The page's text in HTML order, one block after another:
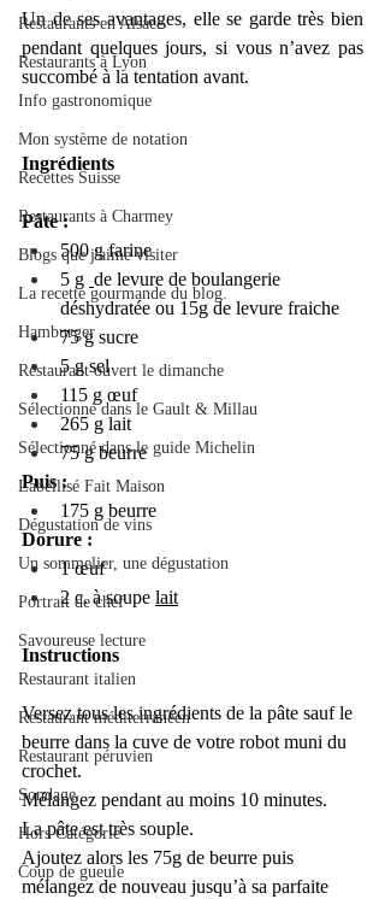
Restaurants en Alsace
Restaurants à Lyon
Info gastronomique
Mon système de notation
Recettes Suisse
Restaurants à Charmey
Blogs que j'aime visiter
La recette gourmande du blog.
Hamburger
Restaurant ouvert le dimanche
Sélectionné dans le Gault & Millau
Sélectionné dans le guide Michelin
Labellisé Fait Maison
Dégustation de vins
Un sommelier, une dégustation
Portrait de chef
Savoureuse lecture
Restaurant italien
Restaurant méditerranéen
Restaurant péruvien
Sondage
Hors Catégorie
Coup de gueule
Un de ses avantages, elle se garde très bien
pendant quelques jours, si vous n’avez pas
succombé à la tentation avant.
Ingrédients
Pâte :
500 g farine
5 g de levure de boulangerie
déshydratée ou 15g de levure fraiche
75 g sucre
5 g sel
115 g œuf
265 g lait
75 g beurre
Puis :
175 g beurre
Dorure :
1 œuf
2 c. à soupe lait
Instructions
Versez tous les ingrédients de la pâte sauf le
beurre dans la cuve de votre robot muni du
crochet.
Mélangez pendant au moins 10 minutes.
La pâte est très souple.
Ajoutez alors les 75g de beurre puis
mélangez de nouveau jusqu’à sa parfaite